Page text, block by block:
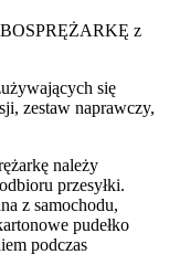
z
się
zestaw naprawczy,
należy
przesyłki.
z samochodu,
pudełko
podczas